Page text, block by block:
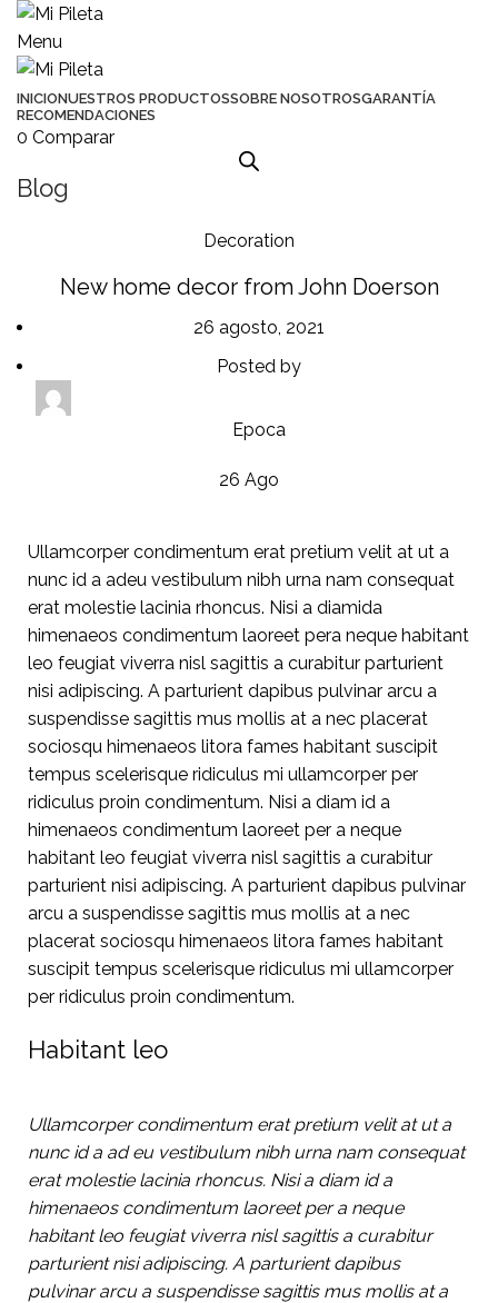
Menu
INICIONUESTROS PRODUCTOSSOBRE NOSOTROSGARANTÍA
RECOMENDACIONES
0 Comparar
Blog
Decoration
New home decor from John Doerson
26 agosto, 2021
Posted by
Epoca
26 Ago
Ullamcorper condimentum erat pretium velit at ut a
nunc id a adeu vestibulum nibh urna nam consequat
erat molestie lacinia rhoncus. Nisi a diamida
himenaeos condimentum laoreet pera neque habitant
leo feugiat viverra nisl sagittis a curabitur parturient
nisi adipiscing. A parturient dapibus pulvinar arcu a
suspendisse sagittis mus mollis at a nec placerat
sociosqu himenaeos litora fames habitant suscipit
tempus scelerisque ridiculus mi ullamcorper per
ridiculus proin condimentum. Nisi a diam id a
himenaeos condimentum laoreet per a neque
habitant leo feugiat viverra nisl sagittis a curabitur
parturient nisi adipiscing. A parturient dapibus pulvinar
arcu a suspendisse sagittis mus mollis at a nec
placerat sociosqu himenaeos litora fames habitant
suscipit tempus scelerisque ridiculus mi ullamcorper
per ridiculus proin condimentum.
Habitant leo
Ullamcorper condimentum erat pretium velit at ut a
nunc id a ad eu vestibulum nibh urna nam consequat
erat molestie lacinia rhoncus. Nisi a diam id a
himenaeos condimentum laoreet per a neque
habitant leo feugiat viverra nisl sagittis a curabitur
parturient nisi adipiscing. A parturient dapibus
pulvinar arcu a suspendisse sagittis mus mollis at a